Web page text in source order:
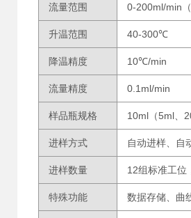
流量范围 0-200ml/min（
升温范围 40-300℃
降温精度 10℃/min
流量精度 0.1ml/min
样品瓶规格 10ml（5ml、
进样方式 自动进样、自
进样数量 12组标准工位
特殊功能 数据存储、曲